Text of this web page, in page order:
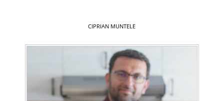
CIPRIAN MUNTELE